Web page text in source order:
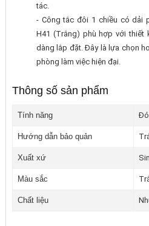
tác.
- Công tắc đôi 1 chiều có dải
H41 (Trắng) phù hợp với thiết
dàng lắp đặt. Đây là lựa chọn
phòng làm việc hiện đại.
Thông số sản phẩm
Tính năng
Hướng dẫn bảo quản
Xuất xứ
Màu sắc
Chất liệu